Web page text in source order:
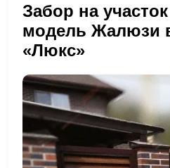
Забор на
модель Жалюзи
«Люкс»